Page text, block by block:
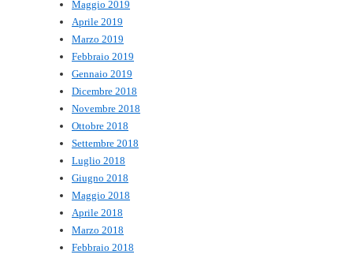
Maggio 2019
Aprile 2019
Marzo 2019
Febbraio 2019
Gennaio 2019
Dicembre 2018
Novembre 2018
Ottobre 2018
Settembre 2018
Luglio 2018
Giugno 2018
Maggio 2018
Aprile 2018
Marzo 2018
Febbraio 2018